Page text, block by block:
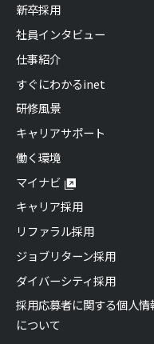
新卒採用
社員インタビュー
仕事紹介
すぐにわかるinet
研修風景
キャリアサポート
働く環境
マイナビ
キャリア採用
リファラル採用
ジョブリターン採用
ダイバーシティ採用
採用応募者に関する個人情
について